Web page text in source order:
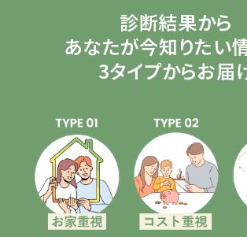
診断結果から
あなたが今知りたい
3タイプからお届